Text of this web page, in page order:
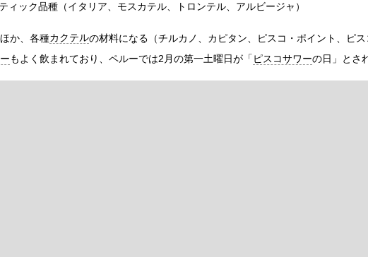
ィック品種（イタリア、モスカテル、トロンテル、アルビージャ）
か、各種カクテルの材料になる（チルカノ、カピタン、ピスコ・ポイント、ピス
もよく飲まれており、ペルーでは2月の第一土曜日が「 ピスコサワーの日」とさ